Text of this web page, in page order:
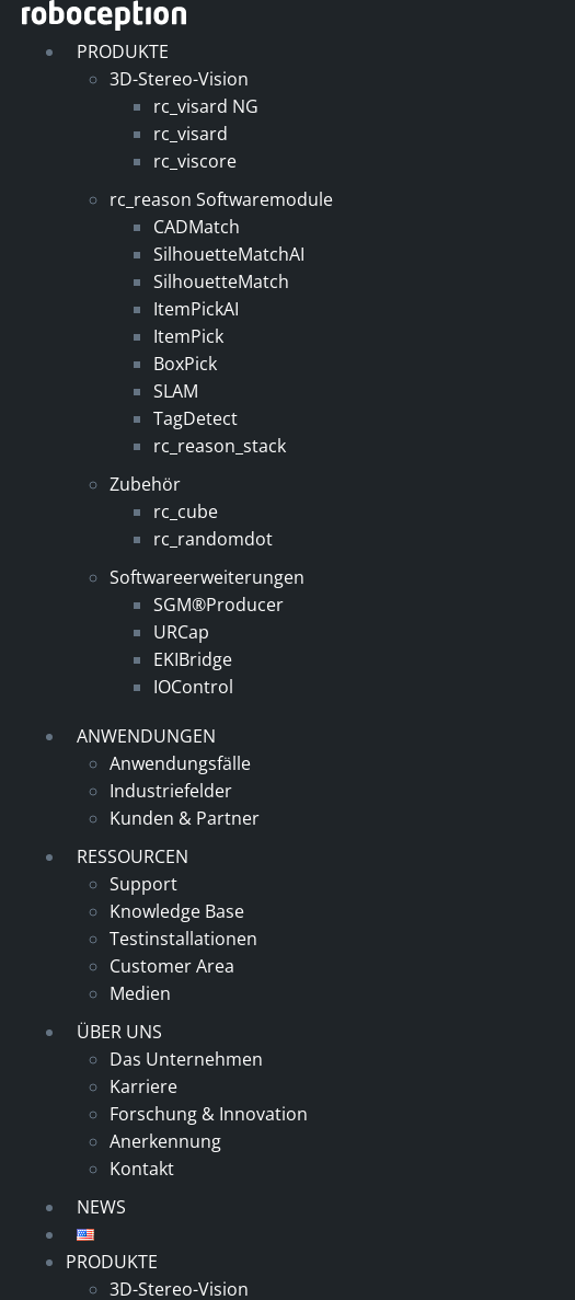
Zum
PRODUKTE
3D-Stereo-Vision
rc_visard NG
rc_visard
rc_viscore
rc_reason Softwaremodule
CADMatch
SilhouetteMatchAI
SilhouetteMatch
ItemPickAI
ItemPick
BoxPick
SLAM
TagDetect
rc_reason_stack
Zubehör
rc_cube
rc_randomdot
Softwareerweiterungen
SGM®Producer
URCap
EKIBridge
IOControl
ANWENDUNGEN
Anwendungsfälle
Industriefelder
Kunden & Partner
RESSOURCEN
Support
Knowledge Base
Testinstallationen
Customer Area
Medien
ÜBER UNS
Das Unternehmen
Karriere
Forschung & Innovation
Anerkennung
Kontakt
NEWS
PRODUKTE
3D-Stereo-Vision